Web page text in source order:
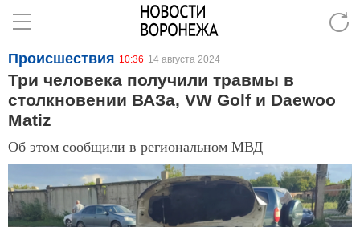
Происшествия 10:36 14 августа 2024
Три человека получили травмы в
столкновении ВАЗа, VW Golf и Daewoo
Matiz
Об этом сообщили в региональном МВД